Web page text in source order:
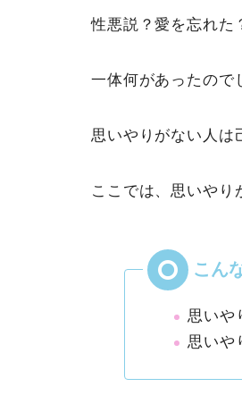
性悪説？愛を忘れた
一体何があったので
思いやりがない人は
ここでは、思いやり
思いや
思いや